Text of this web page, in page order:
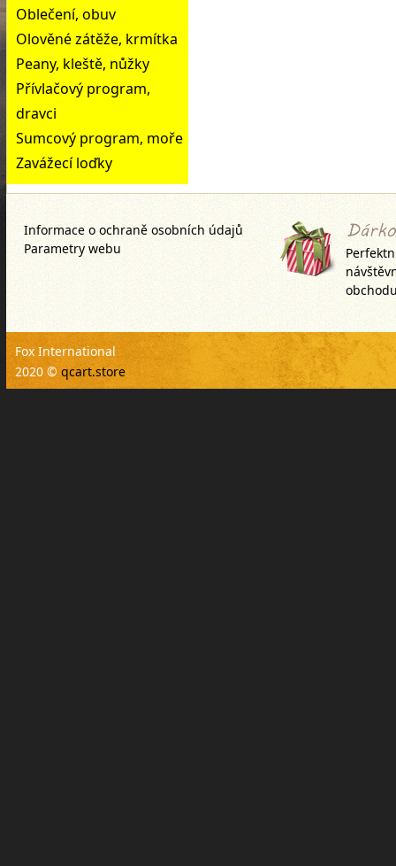
Oblečení, obuv
Olověné zátěže, krmítka
Peany, kleště, nůžky
Přívlačový program,
dravci
Sumcový program, moře
Zavážecí loďky
Informace o ochraně osobních údajů
Parametry webu
Fox International
2020 © qcart.store